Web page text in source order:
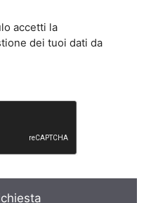
accetti la
dei tuoi dati da